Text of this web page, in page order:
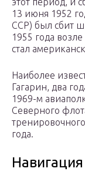
13 июня 1952
ССР) был сбит
1955 года
стал
Наиболее
Гагарин, два
1969-м
Северного
года.
Навигация